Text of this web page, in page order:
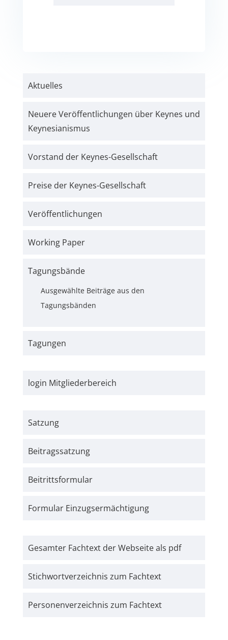
Aktuelles
Neuere Veröffentlichungen über Keynes und
Keynesianismus
Vorstand der Keynes-Gesellschaft
Preise der Keynes-Gesellschaft
Veröffentlichungen
Working Paper
Tagungsbände
Ausgewählte Beiträge aus den
Tagungsbänden
Tagungen
login Mitgliederbereich
Satzung
Beitrags­satzung
Beitritts­formular
Formular Einzugs­­ermächtigung
Gesamter Fachtext der Webseite als pdf
Stichwort­verzeichnis zum Fachtext
Personen­verzeichnis zum Fachtext